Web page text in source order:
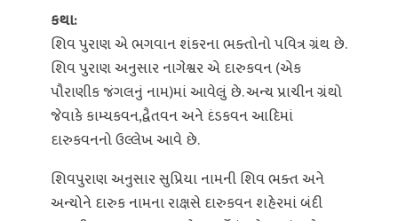
કથા:
શિવ પુરાણ એ ભગવાન શંકરના ભક્તોનો પવિત્ર ગ્રંથ છે.
શિવ પુરાણ અનુસાર નાગેશ્વર એ દારુકવન (એક
પૌરાણીક જંગલનું નામ)માં આવેલું છે. અન્ય પ્રાચીન ગ્રંથો
જેવાકે કામ્યકવન,દ્વૈતવન અને દંડકવન આદિમાં
દારુકવનનો ઉલ્લેખ આવે છે.
શિવપુરાણ અનુસાર સુપ્રિયા નામની શિવ ભક્ત અને
અન્યોને દારુક નામના રાક્ષસે દારુકવન શહેરમાં બંદી